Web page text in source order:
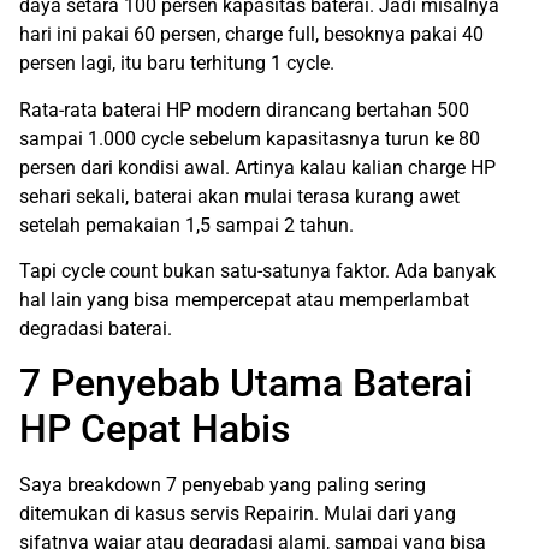
daya setara 100 persen kapasitas baterai. Jadi misalnya
hari ini pakai 60 persen, charge full, besoknya pakai 40
persen lagi, itu baru terhitung 1 cycle.
Rata-rata baterai HP modern dirancang bertahan 500
sampai 1.000 cycle sebelum kapasitasnya turun ke 80
persen dari kondisi awal. Artinya kalau kalian charge HP
sehari sekali, baterai akan mulai terasa kurang awet
setelah pemakaian 1,5 sampai 2 tahun.
Tapi cycle count bukan satu-satunya faktor. Ada banyak
hal lain yang bisa mempercepat atau memperlambat
degradasi baterai.
7 Penyebab Utama Baterai
HP Cepat Habis
Saya breakdown 7 penyebab yang paling sering
ditemukan di kasus servis Repairin. Mulai dari yang
sifatnya wajar atau degradasi alami, sampai yang bisa